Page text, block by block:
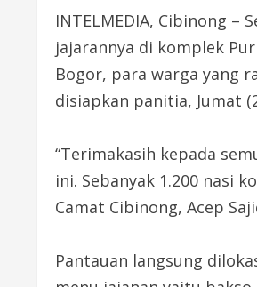
INTELMEDIA, Cibinong
jajarannya di komplek
Bogor, para warga yang
disiapkan panitia, Jumat
“Terimakasih kepada
ini. Sebanyak 1.200 nasi
Camat Cibinong, Acep
Pantauan langsung